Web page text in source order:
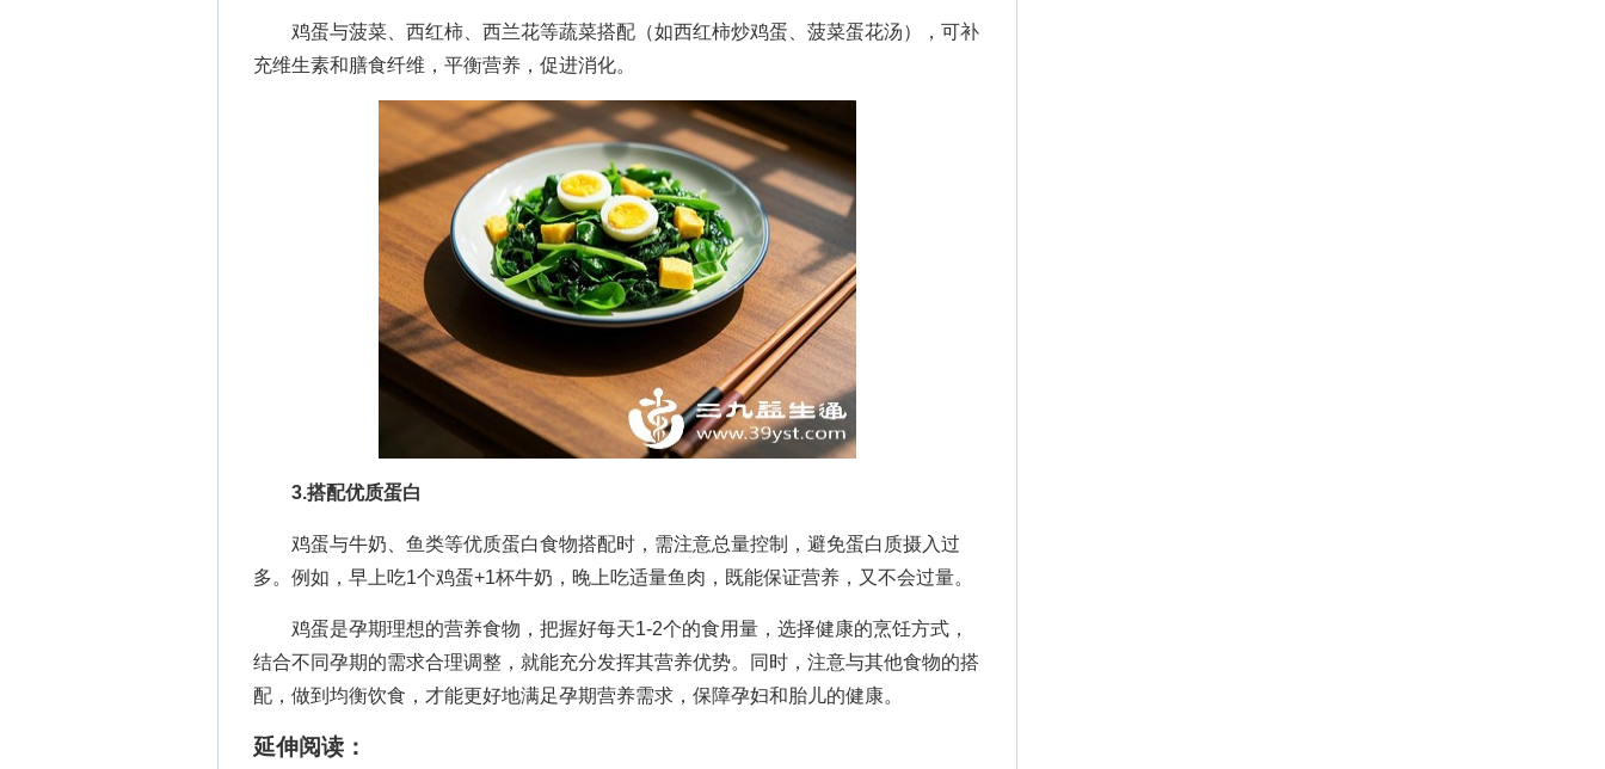
鸡蛋与菠菜、西红柿、西兰花等蔬菜搭配（如西红柿炒鸡蛋、菠菜蛋花汤），可补
充维生素和膳食纤维，平衡营养，促进消化。
3.搭配优质蛋白
鸡蛋与牛奶、鱼类等优质蛋白食物搭配时，需注意总量控制，避免蛋白质摄入过
多。例如，早上吃1个鸡蛋+1杯牛奶，晚上吃适量鱼肉，既能保证营养，又不会过量。
鸡蛋是孕期理想的营养食物，把握好每天1-2个的食用量，选择健康的烹饪方式，
结合不同孕期的需求合理调整，就能充分发挥其营养优势。同时，注意与其他食物的搭
配，做到均衡饮食，才能更好地满足孕期营养需求，保障孕妇和胎儿的健康。
延伸阅读：